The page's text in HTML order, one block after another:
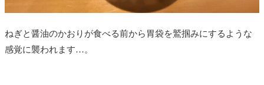
ねぎと醤油のかおりが食べる前から胃袋を鷲掴みにするような
感覚に襲われます…。